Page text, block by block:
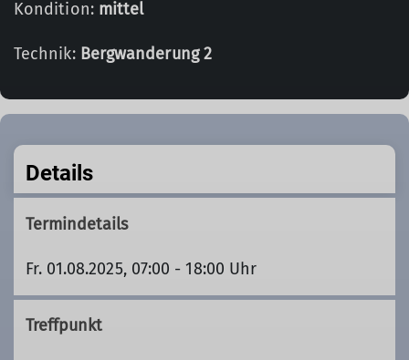
Kondition: mittel
Technik: Bergwanderung 2
Details
Termindetails
Fr. 01.08.2025, 07:00 - 18:00 Uhr
Treffpunkt